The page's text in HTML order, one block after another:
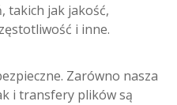
takich jak jakość,
i inne.
Zarówno nasza
i transfery plików są